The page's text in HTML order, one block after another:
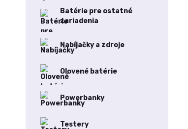
Batérie pre ostatné
zariadenia
Nabíjačky a zdroje
Olovené batérie
Powerbanky
Testery